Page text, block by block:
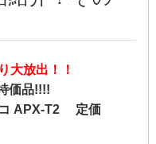
放出！！
価品!!!!
APX-T2 定価